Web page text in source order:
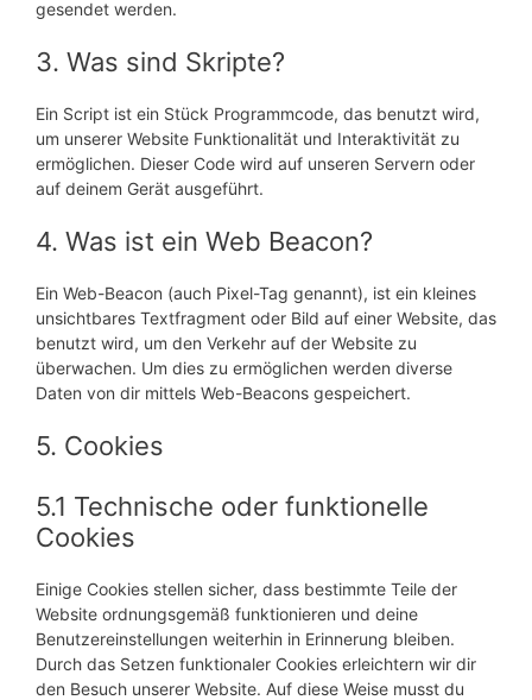
gesendet werden.
3. Was sind Skripte?
Ein Script ist ein Stück Programmcode, das benutzt wird,
um unserer Website Funktionalität und Interaktivität zu
ermöglichen. Dieser Code wird auf unseren Servern oder
auf deinem Gerät ausgeführt.
4. Was ist ein Web Beacon?
Ein Web-Beacon (auch Pixel-Tag genannt), ist ein kleines
unsichtbares Textfragment oder Bild auf einer Website, das
benutzt wird, um den Verkehr auf der Website zu
überwachen. Um dies zu ermöglichen werden diverse
Daten von dir mittels Web-Beacons gespeichert.
5. Cookies
5.1 Technische oder funktionelle
Cookies
Einige Cookies stellen sicher, dass bestimmte Teile der
Website ordnungsgemäß funktionieren und deine
Benutzereinstellungen weiterhin in Erinnerung bleiben.
Durch das Setzen funktionaler Cookies erleichtern wir dir
den Besuch unserer Website. Auf diese Weise musst du